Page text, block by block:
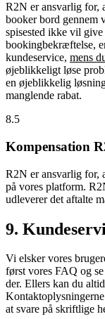
R2N er ansvarlig for,
booker bord gennem
spisested ikke vil
bookingbekræftelse,
kundeservice, mens
øjeblikkeligt løse
en øjeblikkelig
manglende rabat.
8.5
Kompensation
R2N er ansvarlig for,
på vores platform.
udleverer det aftalte
9.
Vi elsker vores
først vores FAQ og
der. Ellers kan du
at svare på skriftlige